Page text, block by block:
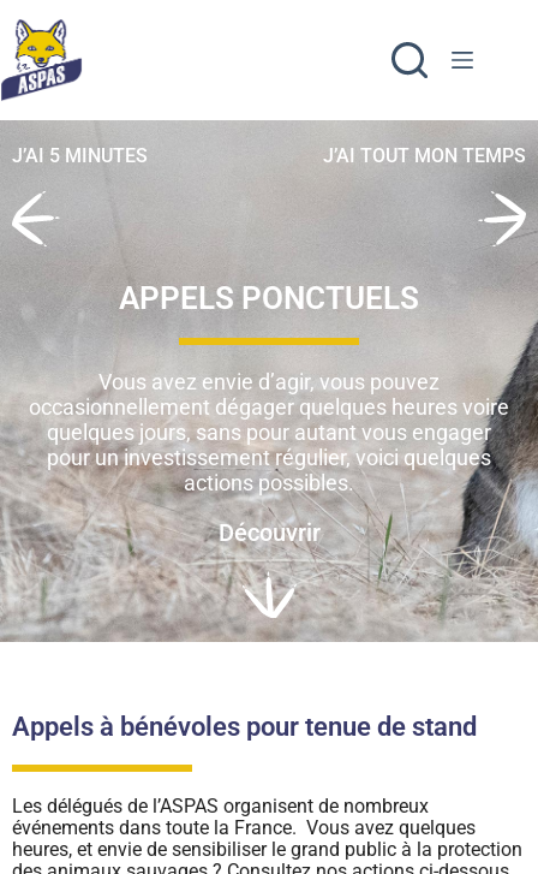
J’AI 5 MINUTES J’AI TOUT MON TEMPS
APPELS PONCTUELS
Vous avez envie d’agir, vous pouvez
occasionnellement dégager quelques heures voire
quelques jours, sans pour autant vous engager
pour un investissement régulier, voici quelques
actions possibles.
Découvrir
Appels à bénévoles pour tenue de stand
Les délégués de l’ASPAS organisent de nombreux
événements dans toute la France. Vous avez quelques
heures, et envie de sensibiliser le grand public à la protection